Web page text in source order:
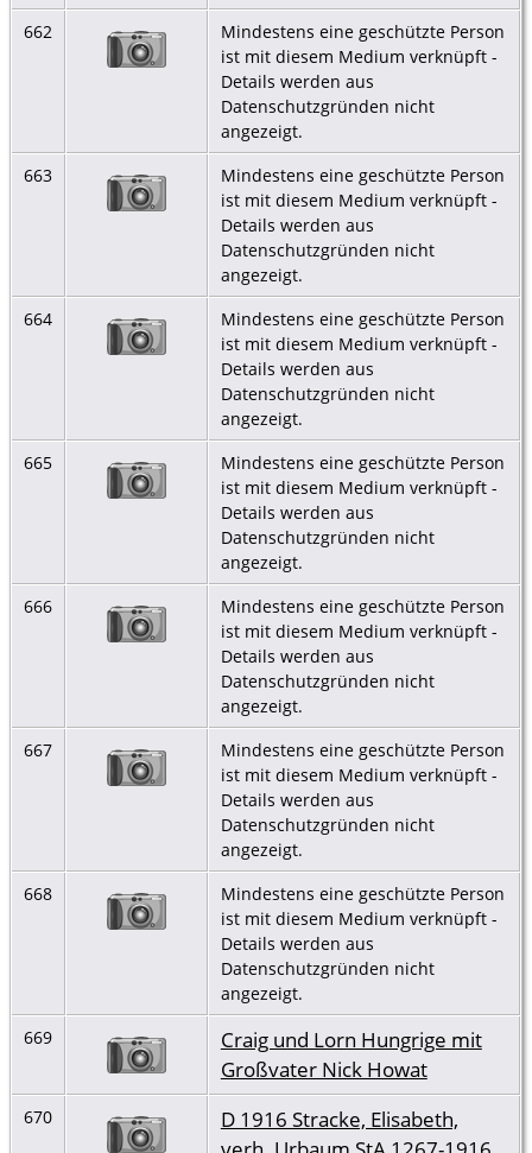
662
Mindestens eine geschützte Person
ist mit diesem Medium verknüpft -
Details werden aus
Datenschutzgründen nicht
angezeigt.
663
Mindestens eine geschützte Person
ist mit diesem Medium verknüpft -
Details werden aus
Datenschutzgründen nicht
angezeigt.
664
Mindestens eine geschützte Person
ist mit diesem Medium verknüpft -
Details werden aus
Datenschutzgründen nicht
angezeigt.
665
Mindestens eine geschützte Person
ist mit diesem Medium verknüpft -
Details werden aus
Datenschutzgründen nicht
angezeigt.
666
Mindestens eine geschützte Person
ist mit diesem Medium verknüpft -
Details werden aus
Datenschutzgründen nicht
angezeigt.
667
Mindestens eine geschützte Person
ist mit diesem Medium verknüpft -
Details werden aus
Datenschutzgründen nicht
angezeigt.
668
Mindestens eine geschützte Person
ist mit diesem Medium verknüpft -
Details werden aus
Datenschutzgründen nicht
angezeigt.
669
Craig und Lorn Hungrige mit
Großvater Nick Howat
670
D 1916 Stracke, Elisabeth,